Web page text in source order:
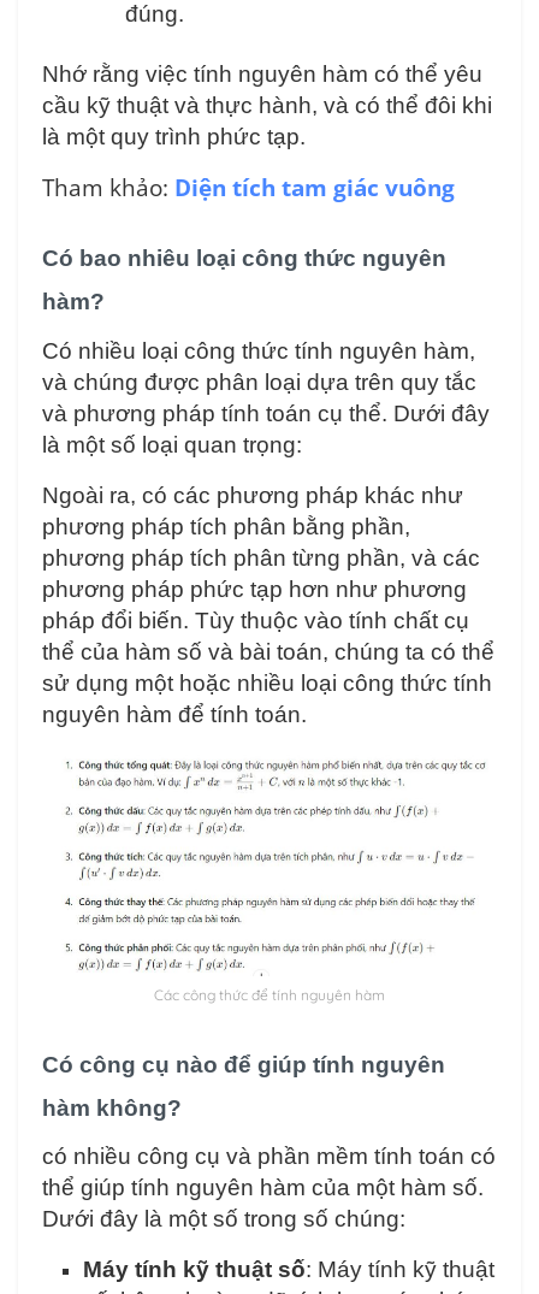
đúng.
Nhớ rằng việc tính nguyên hàm có thể yêu
cầu kỹ thuật và thực hành, và có thể đôi khi
là một quy trình phức tạp.
Tham khảo: Diện tích tam giác vuông
Có bao nhiêu loại công thức nguyên
hàm?
Có nhiều loại công thức tính nguyên hàm,
và chúng được phân loại dựa trên quy tắc
và phương pháp tính toán cụ thể. Dưới đây
là một số loại quan trọng:
Ngoài ra, có các phương pháp khác như
phương pháp tích phân bằng phần,
phương pháp tích phân từng phần, và các
phương pháp phức tạp hơn như phương
pháp đổi biến. Tùy thuộc vào tính chất cụ
thể của hàm số và bài toán, chúng ta có thể
sử dụng một hoặc nhiều loại công thức tính
nguyên hàm để tính toán.
Các công thức để tính nguyên hàm
Có công cụ nào để giúp tính nguyên
hàm không?
có nhiều công cụ và phần mềm tính toán có
thể giúp tính nguyên hàm của một hàm số.
Dưới đây là một số trong số chúng:
Máy tính kỹ thuật số: Máy tính kỹ thuật